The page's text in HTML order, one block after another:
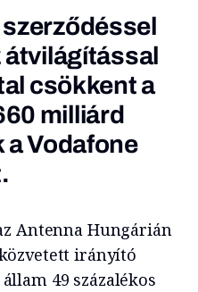
átvilágítással
csökkent a
milliárd
Vodafone
Antenna Hungárián
irányító
49 százalékos